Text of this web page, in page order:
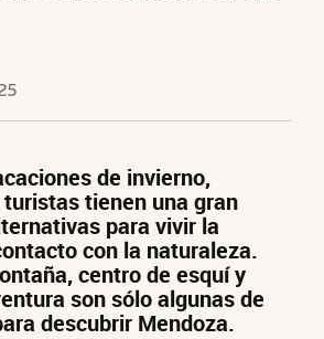
de invierno,
tienen una gran
para vivir la
con la naturaleza.
centro de esquí y
son sólo algunas de
descubrir Mendoza.